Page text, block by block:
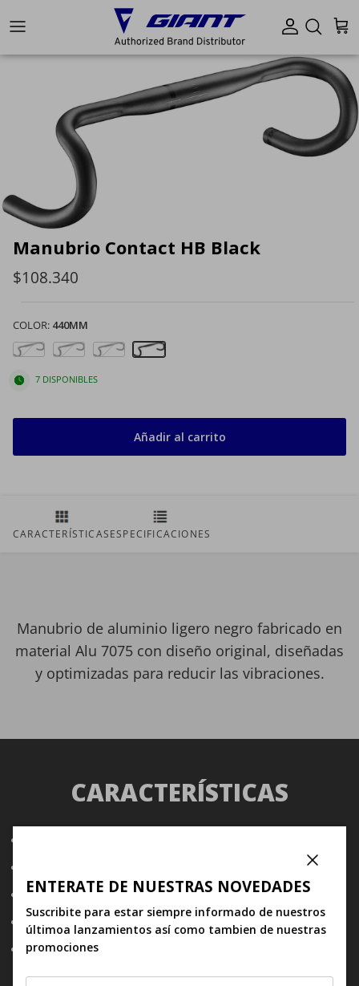
Cuenta
Manubrio Contact HB Black
$108.340
COLOR: 440MM
7 DISPONIBLES
Añadir al carrito
CARACTERÍSTICASESPECIFICACIONES
Manubrio de aluminio ligero negro fabricado en
material Alu 7075 con diseño original, diseñadas
y optimizadas para reducir las vibraciones.
CARACTERÍSTICAS
Construcción de aleación de aluminio 2014
Drop de doble radio para mayor comodidad
Drop y Reach profundos y ergonómicos para manos
ENTERATE DE NUESTRAS NOVEDADES
Suscribite para estar siempre informado de nuestros
últimoa lanzamientos así como tambien de nuestras
promociones